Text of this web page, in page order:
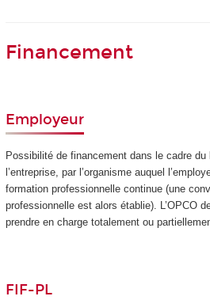
Financement
Employeur
Possibilité de financement dans le cadre du
l’entreprise, par l’organisme auquel
formation professionnelle continue (une
professionnelle est alors établie). L’OPCO
prendre en charge totalement ou
FIF-PL